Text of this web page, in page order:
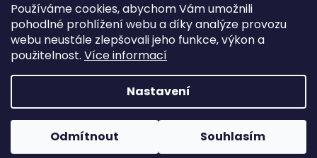
Používáme cookies, abychom Vám umožnili
pohodlné prohlížení webu a díky analýze provozu
webu neustále zlepšovali jeho funkce, výkon a
použitelnost. Více informací
Nastavení
Odmítnout Souhlasím
Copyright 2026Jigovky.cz. Všechna práva vyhrazena.
Upravit nastavení cookies